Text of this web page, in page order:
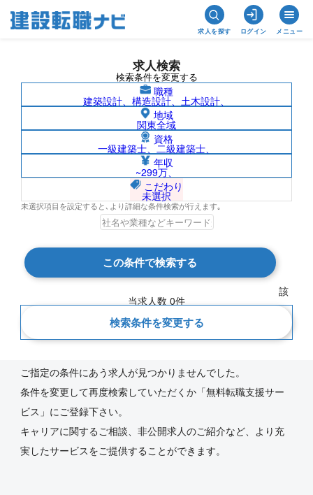
求人を探す ログイン メニュー
求人検索
検索条件を変更する
職種
建築設計、構造設計、土木設計、
地域
関東全域
資格
一級建築士、二級建築士、
年収
~299万、
こだわり
未選択
未選択項目を設定すると､より詳細な条件検索が行えます｡
この条件で検索する
該
当求人数 0件
検索条件を変更する
長崎県/株式会社ムラヤマの求人検索結果
一覧
新着順
ご指定の条件にあう求人が見つかりませんでした。
条件を変更して再度検索していただくか「無料転職支援サー
ビス」にご登録下さい。
キャリアに関するご相談、非公開求人のご紹介など、より充
実したサービスをご提供することができます。